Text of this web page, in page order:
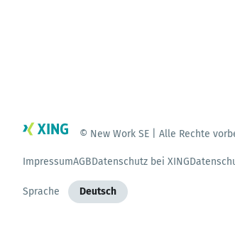
© New Work SE | Alle Rechte
ImpressumAGBDatenschutz bei XING
Sprache Deutsch